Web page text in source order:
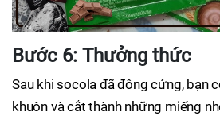
Bước 6: Thưởng thức
Sau khi socola đã đông cứng, bạn
khuôn và cắt thành những miếng